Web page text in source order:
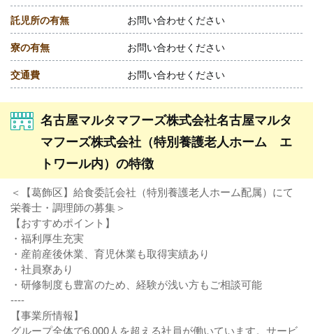
託児所の有無 お問い合わせください
寮の有無 お問い合わせください
交通費 お問い合わせください
名古屋マルタマフーズ株式会社名古屋マルタ
マフーズ株式会社（特別養護老人ホーム エ
トワール内）の特徴
＜【葛飾区】給食委託会社（特別養護老人ホーム配属）にて
栄養士・調理師の募集＞
【おすすめポイント】
・福利厚生充実
・産前産後休業、育児休業も取得実績あり
・社員寮あり
・研修制度も豊富のため、経験が浅い方もご相談可能
----
【事業所情報】
グループ全体で6,000人を超える社員が働いています。サービ